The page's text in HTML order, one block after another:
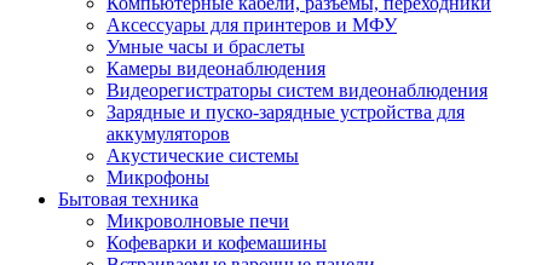
Аксессуары для принтеров и МФУ
Умные часы и браслеты
Камеры видеонаблюдения
Видеорегистраторы систем видеонаблюдения
Зарядные и пуско-зарядные устройства для
аккумуляторов
Акустические системы
Микрофоны
Бытовая техника
Микроволновые печи
Кофеварки и кофемашины